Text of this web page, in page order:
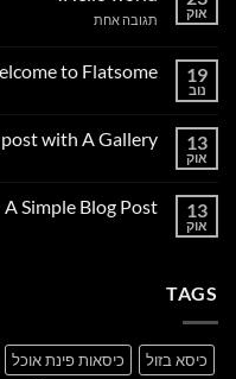
אוק תגובה אחתעל
19
נוב
to Flatsome
Welcome
13
אוק
with A Gallery
Just
13
אוק
A Simple Blog Post
TAGS
כיסא בזול כיסאות פינת אוכל